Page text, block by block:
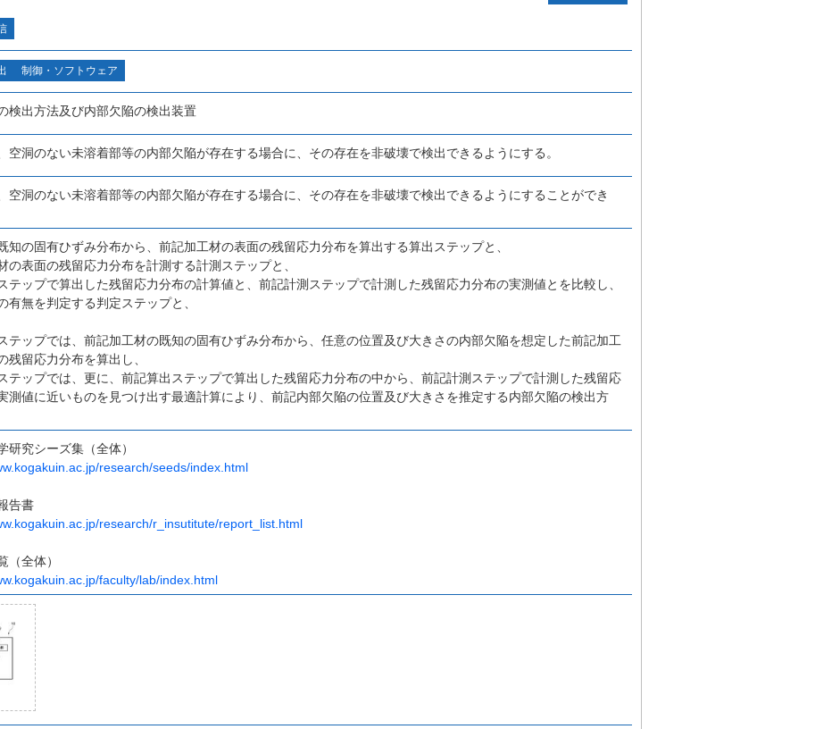
制御・ソフトウェア
検出方法及び内部欠陥の検出装置
空洞のない未溶着部等の内部欠陥が存在する場合に、その存在を非破壊で検出できるようにする。
空洞のない未溶着部等の内部欠陥が存在する場合に、その存在を非破壊で検出できるようにすることができ
知の固有ひずみ分布から、前記加工材の表面の残留応力分布を算出する算出ステップと、
の表面の残留応力分布を計測する計測ステップと、
テップで算出した残留応力分布の計算値と、前記計測ステップで計測した残留応力分布の実測値とを比較し、
有無を判定する判定ステップと、
テップでは、前記加工材の既知の固有ひずみ分布から、任意の位置及び大きさの内部欠陥を想定した前記加工
残留応力分布を算出し、
テップでは、更に、前記算出ステップで算出した残留応力分布の中から、前記計測ステップで計測した残留応
測値に近いものを見つけ出す最適計算により、前記内部欠陥の位置及び大きさを推定する内部欠陥の検出方
研究シーズ集（全体）
research/seeds/index.html
告書
research/r_insutitute/report_list.html
（全体）
faculty/lab/index.html